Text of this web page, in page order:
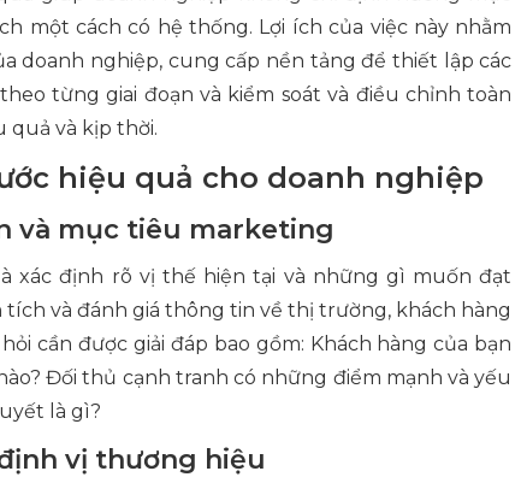
một cách có hệ thống. Lợi ích của việc này nhằm
doanh nghiệp, cung cấp nền tảng để thiết lập các
từng giai đoạn và kiểm soát và điều chỉnh toàn
và kịp thời.
hiệu quả cho doanh nghiệp
và mục tiêu marketing
xác định rõ vị thế hiện tại và những gì muốn đạt
và đánh giá thông tin về thị trường, khách hàng
cần được giải đáp bao gồm: Khách hàng của bạn
Đối thủ cạnh tranh có những điểm mạnh và yếu
là gì?
vị thương hiệu